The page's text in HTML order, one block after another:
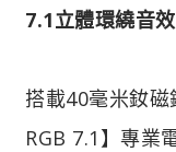
7.1立體環繞音
搭載40毫米釹磁
RGB 7.1】專業